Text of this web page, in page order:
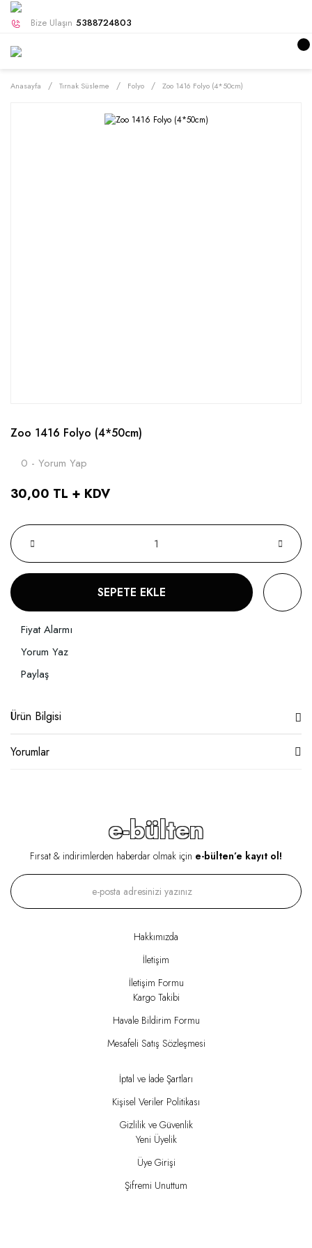
Bize Ulaşın 5388724803
Anasayfa Tırnak Süsleme Folyo Zoo 1416 Folyo (4*50cm)
Zoo 1416 Folyo (4*50cm)
0 - Yorum Yap
30,00 TL + KDV
SEPETE EKLE
Fiyat Alarmı
Yorum Yaz
Paylaş
Ürün Bilgisi
Yorumlar
e-bülten
Fırsat & indirimlerden haberdar olmak için e-bülten’e kayıt ol!
Hakkımızda
İletişim
İletişim Formu
Kargo Takibi
Havale Bildirim Formu
Mesafeli Satış Sözleşmesi
İptal ve İade Şartları
Kişisel Veriler Politikası
Gizlilik ve Güvenlik
Yeni Üyelik
Üye Girişi
Şifremi Unuttum